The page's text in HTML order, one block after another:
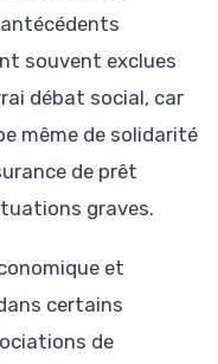
souvent exclues
débat social, car
même de solidarité
de prêt
graves.
et
certains
de